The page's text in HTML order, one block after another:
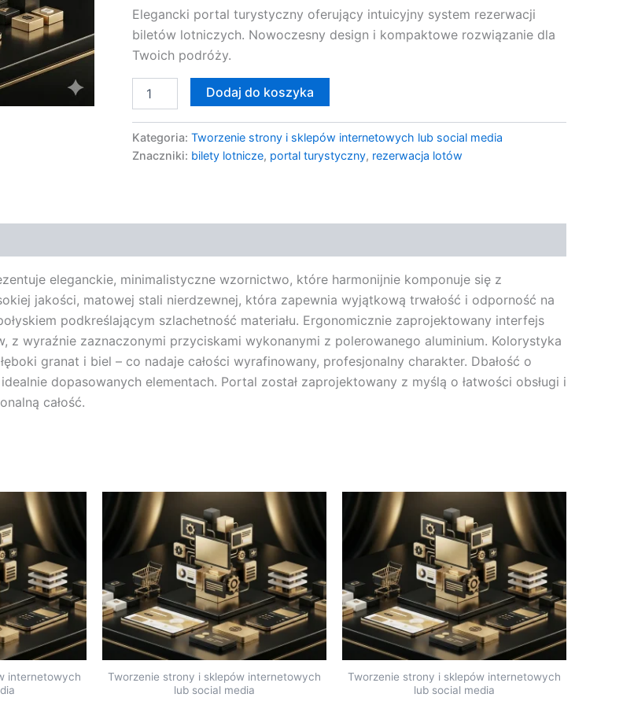
Elegancki portal turystyczny oferujący intuicyjny system rezerwacji
biletów lotniczych. Nowoczesny design i kompaktowe rozwiązanie dla
Twoich podróży.
Dodaj do koszyka
Kategoria: Tworzenie strony i sklepów internetowych lub social media
Znaczniki: bilety lotnicze, portal turystyczny, rezerwacja lotów
eleganckie, minimalistyczne wzornictwo, które harmonijnie komponuje się z
jakości, matowej stali nierdzewnej, która zapewnia wyjątkową trwałość i odporność na
podkreślającym szlachetność materiału. Ergonomicznie zaprojektowany interfejs
z wyraźnie zaznaczonymi przyciskami wykonanymi z polerowanego aluminium. Kolorystyka
granat i biel – co nadaje całości wyrafinowany, profesjonalny charakter. Dbałość o
dopasowanych elementach. Portal został zaprojektowany z myślą o łatwości obsługi i
całość.
internetowych
Tworzenie strony i sklepów internetowych
lub social media
Tworzenie strony i sklepów internetowych
lub social media